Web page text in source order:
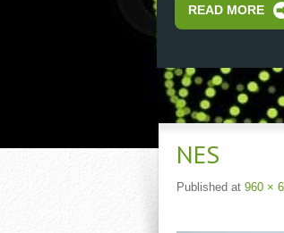
READ MORE
NES
Published at 960 ×